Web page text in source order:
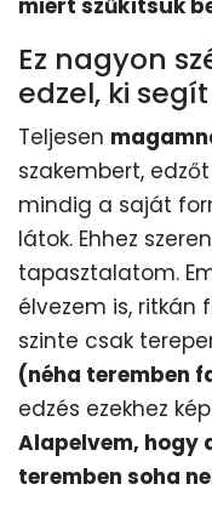
Ez nagyon
edzel, ki
Teljesen
szakembert,
mindig a saját
látok. Ehhez
tapasztalatom.
élvezem is, ritkán
szinte csak
(néha teremben
edzés ezekhez
Alapelvem, hogy
teremben soha